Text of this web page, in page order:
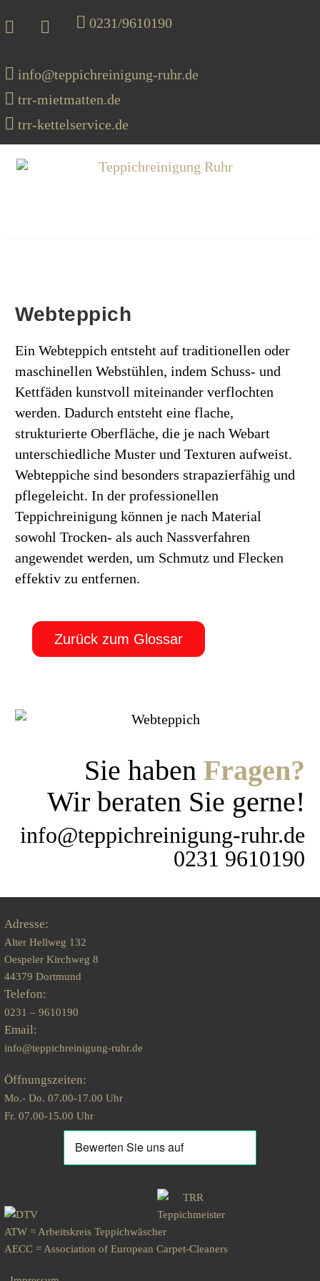
0231/9610190
info@teppichreinigung-ruhr.de
trr-mietmatten.de
trr-kettelservice.de
Webteppich
Ein Webteppich entsteht auf traditionellen oder
maschinellen Webstühlen, indem Schuss- und
Kettfäden kunstvoll miteinander verflochten
werden. Dadurch entsteht eine flache,
strukturierte Oberfläche, die je nach Webart
unterschiedliche Muster und Texturen aufweist.
Webteppiche sind besonders strapazierfähig und
pflegeleicht. In der professionellen
Teppichreinigung können je nach Material
sowohl Trocken- als auch Nassverfahren
angewendet werden, um Schmutz und Flecken
effektiv zu entfernen.
Zurück zum Glossar
Sie haben Fragen?
Wir beraten Sie gerne!
info@teppichreinigung-ruhr.de
0231 9610190
Adresse:
Alter Hellweg 132
Oespeler Kirchweg 8
44379 Dortmund
Telefon:
0231 – 9610190
Email:
info@teppichreinigung-ruhr.de
Öffnungszeiten:
Mo.- Do. 07.00-17.00 Uhr
Fr. 07.00-15.00 Uhr
ATW = Arbeitskreis Teppichwäscher
AECC = Association of European Carpet-Cleaners